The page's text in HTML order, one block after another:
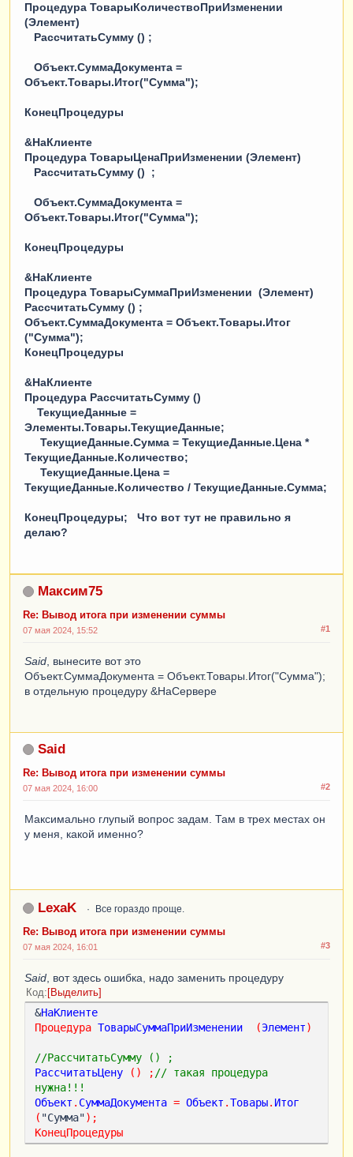
Процедура ТоварыКоличествоПриИзменении
(Элемент)
РассчитатьСумму () ;
Объект.СуммаДокумента =
Объект.Товары.Итог("Сумма");
КонецПроцедуры
&НаКлиенте
Процедура ТоварыЦенаПриИзменении (Элемент)
РассчитатьСумму () ;
Объект.СуммаДокумента =
Объект.Товары.Итог("Сумма");
КонецПроцедуры
&НаКлиенте
Процедура ТоварыСуммаПриИзменении (Элемент)
РассчитатьСумму () ;
Объект.СуммаДокумента = Объект.Товары.Итог
("Сумма");
КонецПроцедуры
&НаКлиенте
Процедура РассчитатьСумму ()
ТекущиеДанные =
Элементы.Товары.ТекущиеДанные;
ТекущиеДанные.Сумма = ТекущиеДанные.Цена *
ТекущиеДанные.Количество;
ТекущиеДанные.Цена =
ТекущиеДанные.Количество / ТекущиеДанные.Сумма;
КонецПроцедуры; Что вот тут не правильно я
делаю?
Максим75
Re: Вывод итога при изменении суммы
#1
07 мая 2024, 15:52
Said , вынесите вот это
Объект.СуммаДокумента = Объект.Товары.Итог("Сумма");
в отдельную процедуру &НаСервере
Said
Re: Вывод итога при изменении суммы
#2
07 мая 2024, 16:00
Максимально глупый вопрос задам. Там в трех местах он
у меня, какой именно?
LexaK Все гораздо проще.
Re: Вывод итога при изменении суммы
#3
07 мая 2024, 16:01
Said , вот здесь ошибка, надо заменить процедуру
Код Выделить
&НаКлиенте
Процедура ТоварыСуммаПриИзменении (Элемент)
//РассчитатьСумму () ;
РассчитатьЦену
() ; // такая процедура
нужна!!!
Объект . СуммаДокумента = Объект .Товары. Итог
( "Сумма");
КонецПроцедуры